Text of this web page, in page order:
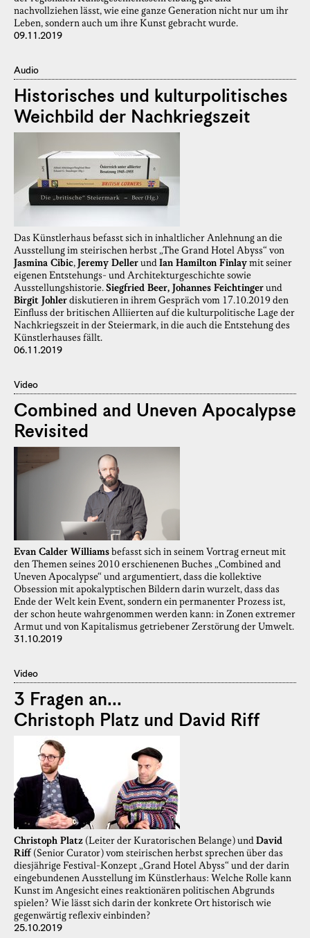
nachvollziehen lässt, wie eine ganze Generation nicht nur um ihr
Leben, sondern auch um ihre Kunst gebracht wurde.
09.11.2019
Audio
Historisches und kulturpolitisches
Weichbild der Nachkriegszeit
Das Künstlerhaus befasst sich in inhaltlicher Anlehnung an die
Ausstellung im steirischen herbst „The Grand Hotel Abyss“ von
Jasmina Cibic,Jeremy DellerundIan Hamilton Finlaymit seiner
eigenen Entstehungs- und Architekturgeschichte sowie
Ausstellungshistorie.Siegfried Beer, Johannes Feichtingerund
Birgit Johlerdiskutieren in ihrem Gespräch vom 17.10.2019 den
Einfluss der britischen Alliierten auf die kulturpolitische Lage der
Nachkriegszeit in der Steiermark, in die auch die Entstehung des
Künstlerhauses fällt.
06.11.2019
Video
Combined and Uneven Apocalypse
Revisited
Evan Calder Williamsbefasst sich in seinem Vortrag erneut mit
den Themen seines 2010 erschienenen Buches „Combined and
Uneven Apocalypse“ und argumentiert, dass die kollektive
Obsession mit apokalyptischen Bildern darin wurzelt, dass das
Ende der Welt kein Event, sondern ein permanenter Prozess ist,
der schon heute wahrgenommen werden kann: in Zonen extremer
Armut und von Kapitalismus getriebener Zerstörung der Umwelt.
31.10.2019
Video
3 Fragen an...
Christoph Platz und David Riff
Christoph Platz (Leiter der Kuratorischen Belange) undDavid
Riff (Senior Curator) vom steirischen herbst sprechen über das
diesjährige Festival-Konzept „Grand Hotel Abyss“ und der darin
eingebundenen Ausstellung im Künstlerhaus: Welche Rolle kann
Kunst im Angesicht eines reaktionären politischen Abgrunds
spielen? Wie lässt sich darin der konkrete Ort historisch wie
gegenwärtig reflexiv einbinden?
25.10.2019